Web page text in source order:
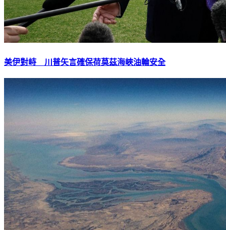
美伊對峙 川普矢言確保荷莫茲海峽油輪安全